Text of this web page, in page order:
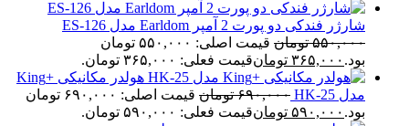
شارژر فندکی دو پورت 2 آمپر Earldom مدل ES-126
۵۵۰,۰۰۰ تومان
قیمت اصلی: ۵۵۰,۰۰۰ تومان
بود. ۳۶۵,۰۰۰ تومانقیمت فعلی: ۳۶۵,۰۰۰ تومان.
هولدر مکانیکی +King
مدل HK-25
۶۹۰,۰۰۰ تومان
قیمت اصلی: ۶۹۰,۰۰۰ تومان
بود. ۵۹۰,۰۰۰ تومانقیمت فعلی: ۵۹۰,۰۰۰ تومان.